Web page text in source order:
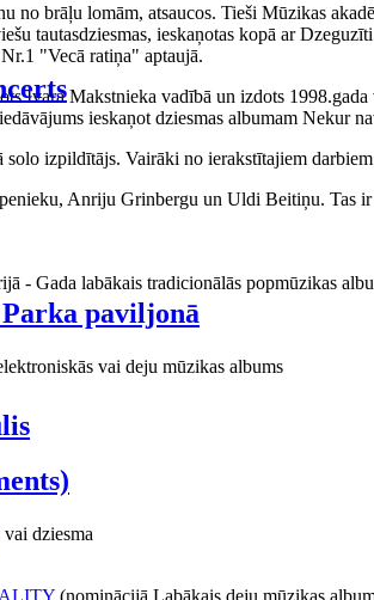
paviljonā
brāļu lomām, atsaucos. Tieši Mūzikas
tautasdziesmas, ieskaņotas kopā ar
"Vecā ratiņa" aptaujā.
Ivara Makstnieka vadībā un izdots
ieskaņot dziesmas albumam Nekur
izpildītājs. Vairāki no ierakstītajiem
Anriju Grinbergu un Uldi Beitiņu. Tas ir
- Gada labākais tradicionālās popmūzikas
vai deju mūzikas albums
dziesma
(nominācijā Labākais deju mūzikas